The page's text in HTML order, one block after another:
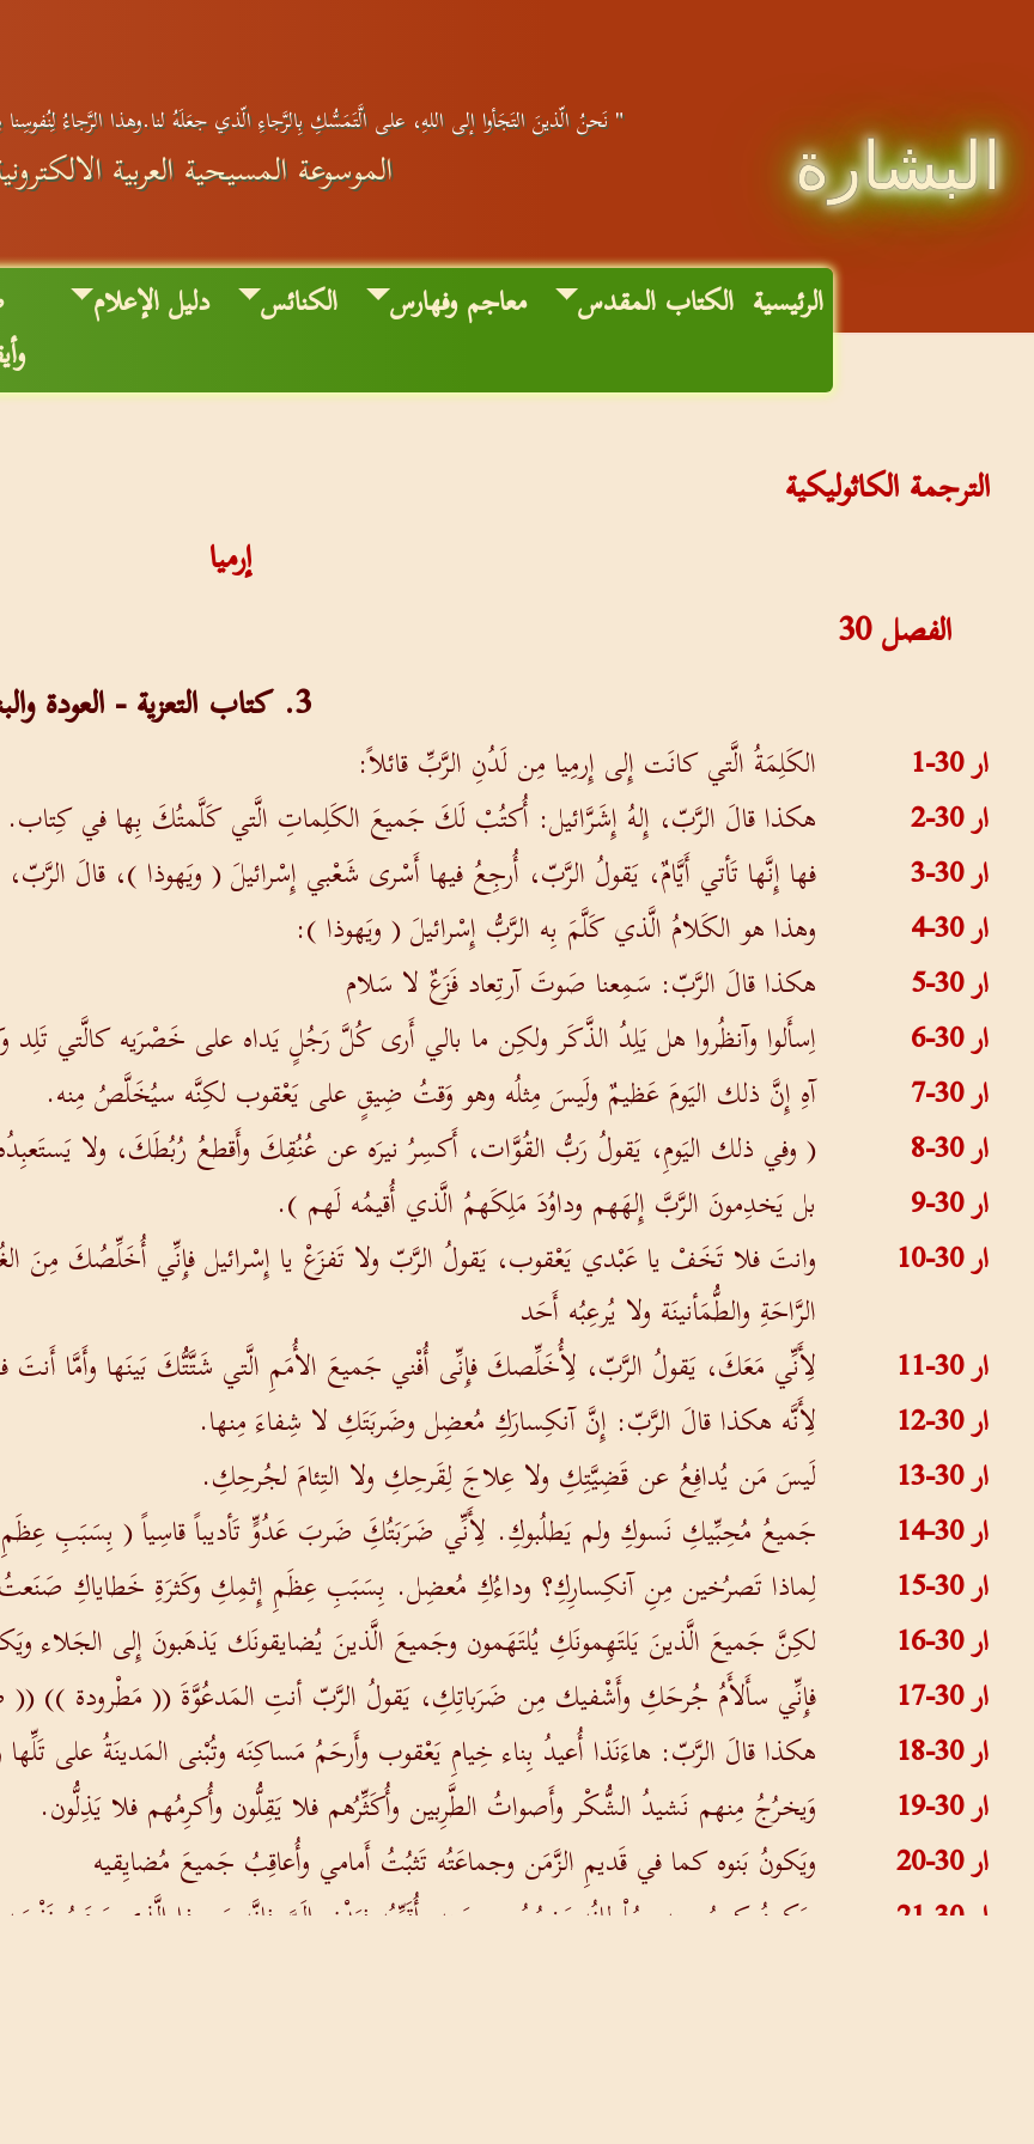
البشارة
" نَحنُ الّذينَ التَجَأوا إلى اللهِ، على الَّتَمَسُّكِ بِالرَّجاءِ الّذي جعَلَهُ لنا.وهذا الرَّجاءُ
الموسوعة المسيحية العربية
الرئيسية الكتاب المقدس معاجم وفهارس الكنائس دليل الإعلام
الترجمة الكاثوليكية
إرميا
الفصل30
3. كتاب التعزية - العودة والبناء
ار 30-1
الكَلِمَةُ الَّتي كانَت إِلى إِرمِيا مِن لَدُنِ الرَّبِّ قائلاً:
ار 30-2
هكذا قالَ الرَّبّ، إِلهُ إِشَرَّائيل: أُكتُبْ لَكَ جَميعَ الكَلِماتِ الَّتي كَلَّمتُكَ بِها في كِتاب.
ار 30-3
فها إِنَّها تَأتي أَيَّامٌ، يَقولُ الرَّبّ، أُرجِعُ فيها أَسْرى شَعْبي إِسْرائيلَ ( ويَهوذا )، قالَ الرَّبّ،
ار 30-4
وهذا هو الكَلامُ الَّذي كَلَّمَ بِه الرَّبُّ إِسْرائيلَ ( ويَهوذا ):
ار 30-5
هكذا قالَ الرَّبّ: سَمِعنا صَوتَ آرتِعاد فَزَعٌ لا سَلام
ار 30-6
اِسأَلوا وآنظُروا هل يَلِدُ الذَّكَر ولكِن ما بالي أَرى كُلَّ رَجُلٍ يَداه على خَصْرَيه كالَّتي
ار 30-7
آهِ إِنَّ ذلك اليَومَ عَظيمٌ ولَيسَ مِثلُه وهو وَقتُ ضِيقٍ على يَعْقوب لكِنَّه سيُخَلَّصُ مِنه.
ار 30-8
( وفي ذلك اليَومِ، يَقولُ رَبُّ القُوَّات، أَكسِرُ نيرَه عن عُنُقِكَ وأَقطعُ رُبُطَكَ، ولا يَستَعبِدُه
ار 30-9
بل يَخدِمونَ الرَّبَّ إِلهَهم وداوُدَ مَلِكَهمُ الَّذي أُقيمُه لَهم ).
ار 30-10
وانتَ فلا تَخَفْ يا عَبْدي يَعْقوب، يَقولُ الرَّبّ ولا تَفزَعْ يا إِسْرائيل فإِنِّي أُخَلِّصُكَ مِنَ
الرَّاحَةِ والطُّمَأنينَة ولا يُرعِبُه أَحَد
ار 30-11
لِأَنِّي مَعَكَ، يَقولُ الرَّبّ، لِأُخَلِّصكَ فإِنِّى أُفْني جَميعَ الأُمَمِ الَّتي شَتَّتُّكَ بَينَها وأَمَّا أَنتَ
ار 30-12
لِأَنَّه هكذا قالَ الرَّبّ: إِنَّ آنكِسارَكِ مُعضِل وضَربَتَكِ لا شِفاءَ مِنها.
ار 30-13
لَيسَ مَن يُدافِعُ عن قَضِيَّتِكِ ولا عِلاجَ لِقَرحِكِ ولا التِئامَ لجُرحِكِ.
ار 30-14
جَميعُ مُحِبِّيكِ نَسوكِ ولم يَطلُبوكِ. لِأَنِّي ضَرَبَتُكَِ ضَربَ عَدُوٍّ تَأديباً قاسِياً ( بِسَبَبِ
ار 30-15
لِماذا تَصرُخين مِنِ آنكِسارِكِ؟ وداءُكِ مُعضِل. بِسَبَبِ عِظَمِ إِثمِكِ وكَثرَةِ خَطاياكِ
ار 30-16
لكِنَّ جَميعَ الَّذينَ يَلتَهِمونَكِ يُلتَهَمون وجَميعَ الَّذينَ يُضايقونَك يَذهَبونَ إِلى الجَلاء
ار 30-17
فإِنِّي سأَلأَمُ جُرحَكِ وأَشْفيك مِن ضَرَباتِكِ، يَقولُ الرَّبّ أنتِ المَدعُوَّةَ (( مَطْرودة )) ((
ار 30-18
هكذا قالَ الرَّبّ: هاءَنَذا أُعيدُ بِناء خِيامِ يَعْقوب وأَرحَمُ مَساكِنَه وتُبْنى المَدينَةُ على
ار 30-19
وَيخرُجُ مِنهم نَشيدُ الشُّكْر وأَصواتُ الطَّرِبين وأُكَثِّرُهم فلا يَقِلُّون وأُكرِمُهم فلا يَذِلُّون.
ار 30-20
ويَكونُ بَنوه كما في قَديمِ الزَّمَن وجماعَتُه تَثبُتُ أَمامي وأُعاقِبُ جَميعَ مُضايِقيه
ار 30-21
ويَكونُ كبيرُه مِنه وسُلْطانُه يَخرُجُ مِن بَينِه وأُقَرِّبُه فيَدْنو إِلَيَّ فإِنَّه مَن ذا الَّذي يَرهَنُ